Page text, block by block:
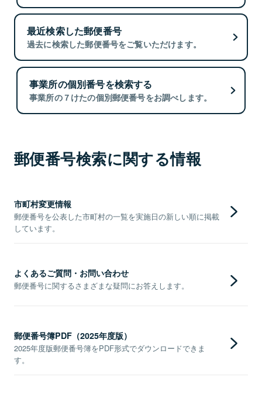
最近検索した郵便番号
過去に検索した郵便番号をご覧いただけます。
事業所の個別番号を検索する
事業所の７けたの個別郵便番号をお調べします。
郵便番号検索に関する情報
市町村変更情報
郵便番号を公表した市町村の一覧を実施日の新しい順に掲載
しています。
よくあるご質問・お問い合わせ
郵便番号に関するさまざまな疑問にお答えします。
郵便番号簿PDF（2025年度版）
2025年度版郵便番号簿をPDF形式でダウンロードできま
す。